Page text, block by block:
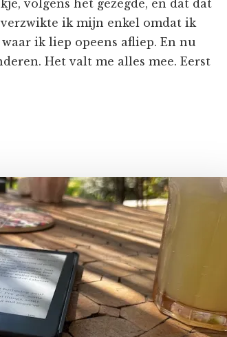
volgens het gezegde, en dat dat
ik mijn enkel omdat ik
ik liep opeens afliep. En nu
Het valt me alles mee. Eerst